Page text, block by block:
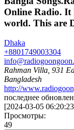
Online Radio. It
world. This are
Dhaka
+8801749003304
Rahman Villa, 931
Bangladesh
http://
последнее
[2024-03-05 06:20:23
Просмотры:
49